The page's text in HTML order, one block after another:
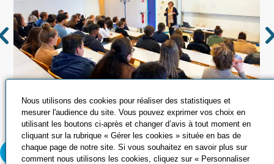
S'inscrire chez PROMEO
Nous utilisons des cookies pour réaliser des statistiques et
mesurer l'audience du site. Vous pouvez exprimer vos choix en
utilisant les boutons ci-après et changer d’avis à tout moment en
cliquant sur la rubrique « Gérer les cookies » située en bas de
chaque page de notre site. Si vous souhaitez en savoir plus sur
comment nous utilisons les cookies, cliquez sur « Personnaliser